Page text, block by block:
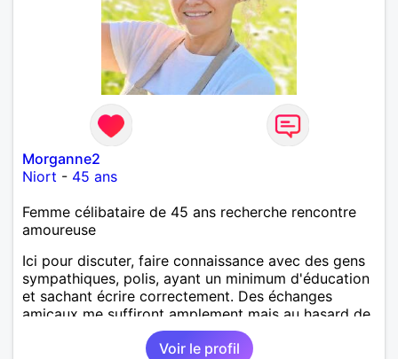
Morganne2
Niort - 45 ans
Femme célibataire de 45 ans recherche rencontre
amoureuse
Ici pour discuter, faire connaissance avec des gens
sympathiques, polis, ayant un minimum d'éducation
et sachant écrire correctement. Des échanges
amicaux me suffiront amplement mais au hasard de
la vie, si le charme opère, je ne suis pas fermée à
une éventuelle relation sérieuse avec un homme.
Voir le profil